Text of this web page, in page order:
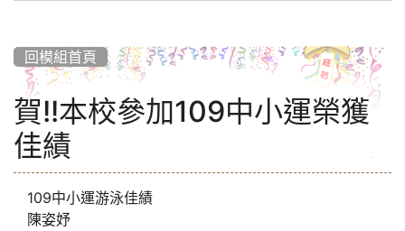
回模組首頁
賀!!本校參加109中小運榮獲
佳績
109中小運游泳佳績
陳姿妤